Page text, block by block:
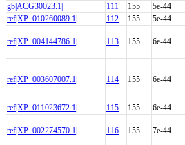
gb|ACG30023.1| 111 155 5e-44
ref|XP_010260089.1|
112 155 5e-44
ref|XP_004144786.1| 113 155 6e-44
ref|XP_003607007.1| 114 155 6e-44
ref|XP_011023672.1| 115 155 6e-44
ref|XP_002274570.1| 116 155 7e-44